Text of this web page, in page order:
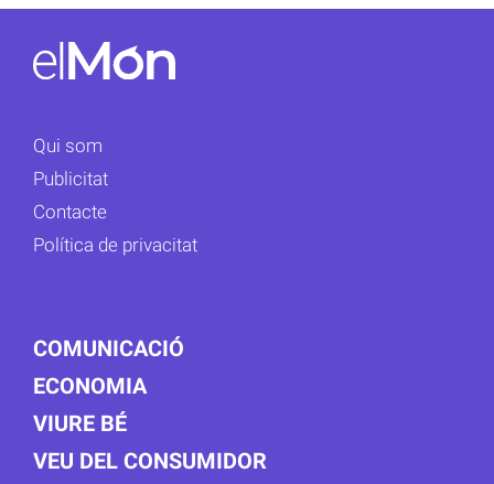
Qui som
Publicitat
Contacte
Política de privacitat
COMUNICACIÓ
ECONOMIA
VIURE BÉ
VEU DEL CONSUMIDOR